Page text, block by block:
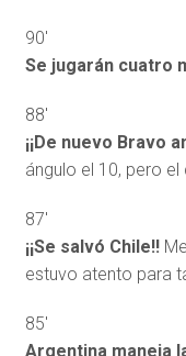
90′
Se jugarán cuatro
88′
¡¡De nuevo Bravo
ángulo el 10, pero
87′
¡¡Se salvó Chile!!
estuvo atento para
85′
Argentina maneja